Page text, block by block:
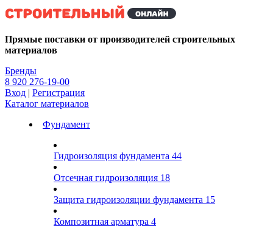
Kg
Прямые поставки от производителей строительных
материалов
Бренды
8 920 276-19-00
Вход | Регистрация
Каталог материалов
Фундамент
Гидроизоляция фундамента 44
Отсечная гидроизоляция 18
Защита гидроизоляции фундамента 15
Композитная арматура 4